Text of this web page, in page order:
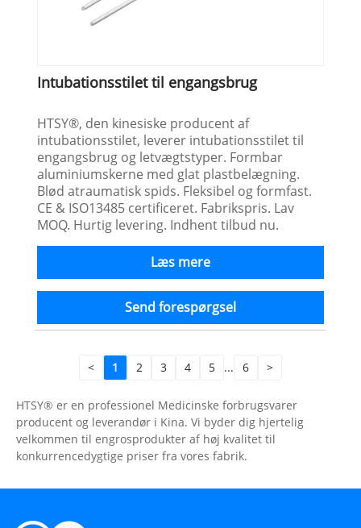
Intubationsstilet til engangsbrug
HTSY®, den kinesiske producent af
intubationsstilet, leverer intubationsstilet til
engangsbrug og letvægtstyper. Formbar
aluminiumskerne med glat plastbelægning.
Blød atraumatisk spids. Fleksibel og formfast.
CE & ISO13485 certificeret. Fabrikspris. Lav
MOQ. Hurtig levering. Indhent tilbud nu.
Læs mere
Send forespørgsel
< 1 2 3 4 5 ... 6 >
HTSY® er en professionel Medicinske forbrugsvarer
producent og leverandør i Kina. Vi byder dig hjertelig
velkommen til engrosprodukter af høj kvalitet til
konkurrencedygtige priser fra vores fabrik.